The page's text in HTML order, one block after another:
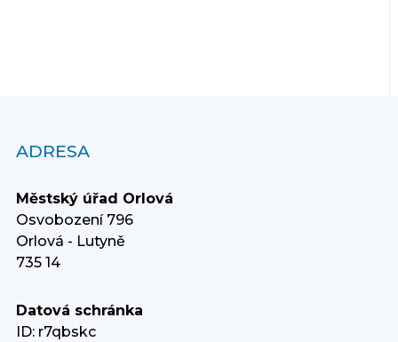
ADRESA
Městský úřad Orlová
Osvobození 796
Orlová - Lutyně
735 14
Datová schránka
ID: r7qbskc